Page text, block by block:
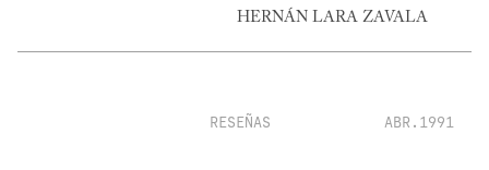
HERNÁN LARA ZAVALA
RESEÑAS ABR.1991